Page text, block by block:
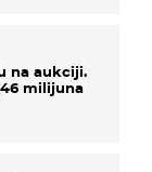
na aukciji.
milijuna